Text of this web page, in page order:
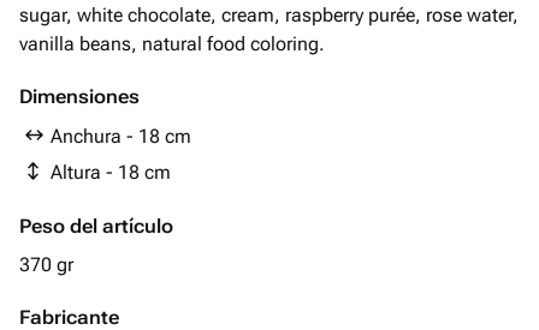
sugar, white chocolate, cream, raspberry purée, rose water,
vanilla beans, natural food coloring.
Dimensiones
Anchura - 18 cm
Altura - 18 cm
Peso del artículo
370 gr
Fabricante